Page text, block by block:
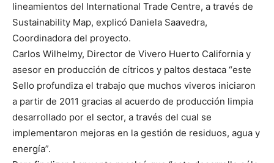
lineamientos del International Trade Centre, a través de
Sustainability Map, explicó Daniela Saavedra,
Coordinadora del proyecto.
Carlos Wilhelmy, Director de Vivero Huerto California y
asesor en producción de cítricos y paltos destaca “este
Sello profundiza el trabajo que muchos viveros iniciaron
a partir de 2011 gracias al acuerdo de producción limpia
desarrollado por el sector, a través del cual se
implementaron mejoras en la gestión de residuos, agua y
energía”.